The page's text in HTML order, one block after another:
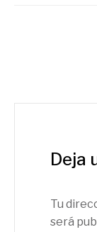
Deja
Tu
será